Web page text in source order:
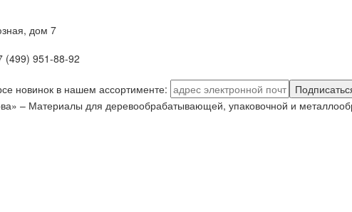
дом 7
(499) 951-88-92
новинок в нашем ассортименте:
– Материалы для деревообрабатывающей, упаковочной и